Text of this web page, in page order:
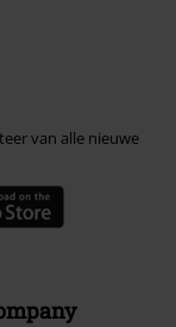
van alle nieuwe